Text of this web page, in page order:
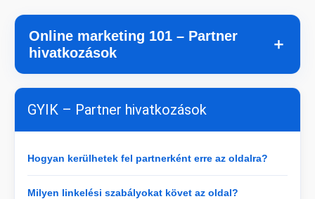
Online marketing 101 – Partner
hivatkozások
＋
GYIK – Partner hivatkozások
Hogyan kerülhetek fel partnerként erre az oldalra?
Milyen linkelési szabályokat követ az oldal?